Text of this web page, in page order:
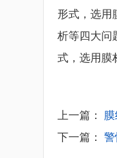
形式，选用
析等四大问
式，选用膜
上一篇：
下一篇：